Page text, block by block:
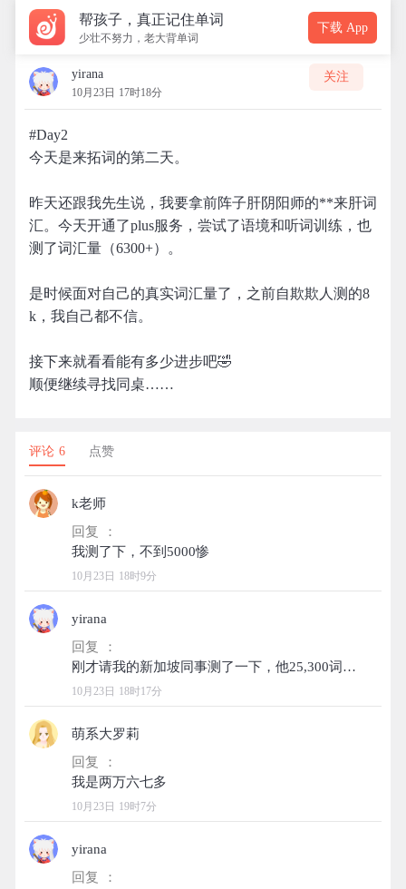
帮孩子，真正记住单词
少壮不努力，老大背单词
下载 App
yirana
10月23日 17时18分
关注
#Day2
今天是来拓词的第二天。
昨天还跟我先生说，我要拿前阵子肝阴阳师的**来肝词
汇。今天开通了plus服务，尝试了语境和听词训练，也
测了词汇量（6300+）。
是时候面对自己的真实词汇量了，之前自欺欺人测的8
k，我自己都不信。
接下来就看看能有多少进步吧🤣
顺便继续寻找同桌……
评论 6 点赞
k老师
回复 ：
10月23日 18时9分
yirana
回复 ：
10月23日 18时17分
萌系大罗莉
回复 ：
10月23日 19时7分
yirana
回复 ：